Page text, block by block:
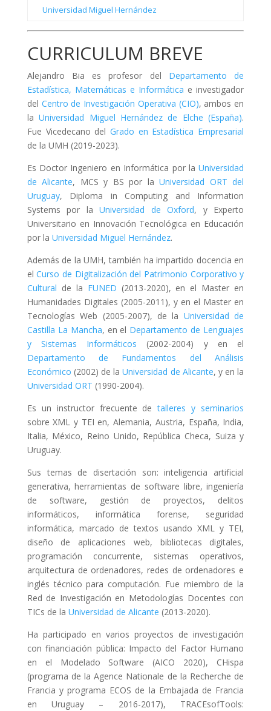
Universidad Miguel Hernández
CURRICULUM BREVE
Alejandro Bia es profesor del Departamento de
Estadística, Matemáticas e Informática e investigador
del Centro de Investigación Operativa (CIO), ambos en
laUniversidad Miguel Hernández de Elche (España).
Fue Vicedecano del Grado en Estadística Empresarial
de la UMH (2019-2023).
Es Doctor Ingeniero en Informática por laUniversidad
de Alicante, MCS y BS por laUniversidad ORT del
Uruguay, Diploma in Computing and Information
Systems por laUniversidad de Oxford, y Experto
Universitario en Innovación Tecnológica en Educación
por la Universidad Miguel Hernández.
Además de la UMH, también ha impartido docencia en
elCurso de Digitalización del Patrimonio Corporativo y
Cultural de la FUNED (2013-2020), en el Master en
Humanidades Digitales (2005-2011), y en el Master en
Tecnologías Web (2005-2007), de la Universidad de
Castilla La Mancha, en el Departamento de Lenguajes
y Sistemas Informáticos (2002-2004) y en el
Departamento de Fundamentos del Análisis
Económico (2002) de laUniversidad de Alicante, y en la
Universidad ORT (1990-2004).
Es un instructor frecuente detalleres y seminarios
sobre XML y TEI en, Alemania, Austria, España, India,
Italia, México, Reino Unido, República Checa, Suiza y
Uruguay.
Sus temas de disertación son: inteligencia artificial
generativa, herramientas de software libre, ingeniería
de software, gestión de proyectos, delitos
informáticos, informática forense, seguridad
informática, marcado de textos usando XML y TEI,
diseño de aplicaciones web, bibliotecas digitales,
programación concurrente, sistemas operativos,
arquitectura de ordenadores, redes de ordenadores e
inglés técnico para computación. Fue miembro de la
Red de Investigación en Metodologías Docentes con
TICs de la Universidad de Alicante (2013-2020).
Ha participado en varios proyectos de investigación
con financiación pública: Impacto del Factor Humano
en el Modelado Software (AICO 2020), CHispa
(programa de la Agence Nationale de la Recherche de
Francia y programa ECOS de la Embajada de Francia
en Uruguay – 2016-2017), TRACEsofTools: